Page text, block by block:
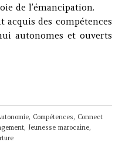
de l’émancipation.
acquis des compétences
autonomes et ouverts
– Connect Institute
, Compétences, Connect
, Jeunesse marocaine,